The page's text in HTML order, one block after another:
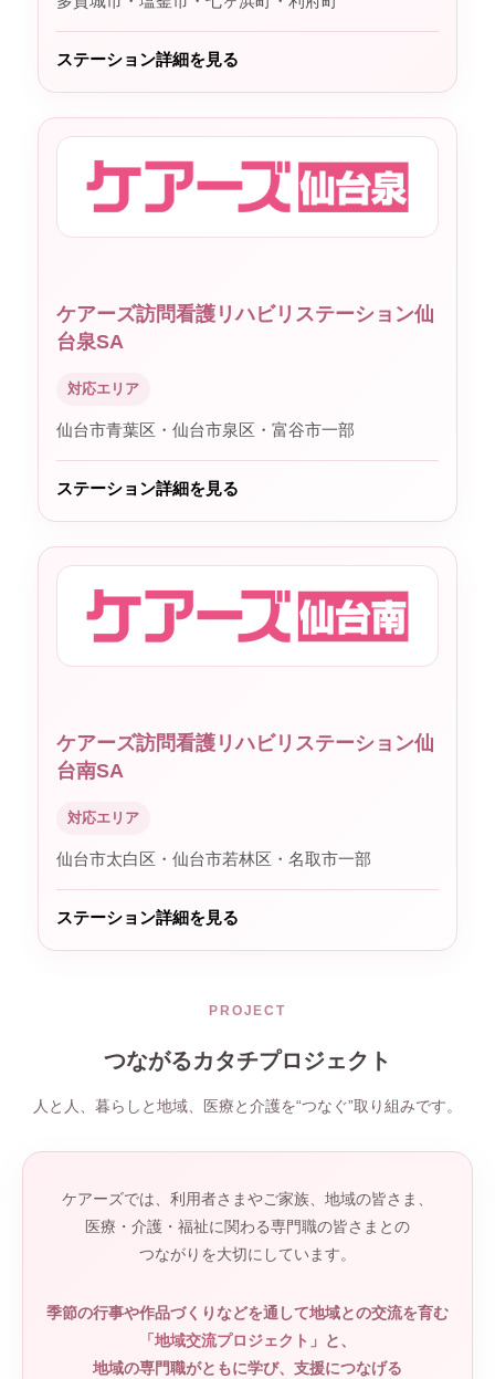
ステーション詳細を見る
ケアーズ訪問看護リハビリステーション仙
台泉SA
対応エリア
仙台市青葉区・仙台市泉区・富谷市一部
ステーション詳細を見る
ケアーズ訪問看護リハビリステーション仙
台南SA
対応エリア
仙台市太白区・仙台市若林区・名取市一部
ステーション詳細を見る
PROJECT
つながるカタチプロジェクト
人と人、暮らしと地域、医療と介護を“つなぐ”取り組みです。
ケアーズでは、利用者さまやご家族、地域の皆さま、
医療・介護・福祉に関わる専門職の皆さまとの
つながりを大切にしています。
季節の行事や作品づくりなどを通して地域との交流を育む
「地域交流プロジェクト」 と、
地域の専門職がともに学び、支援につなげる